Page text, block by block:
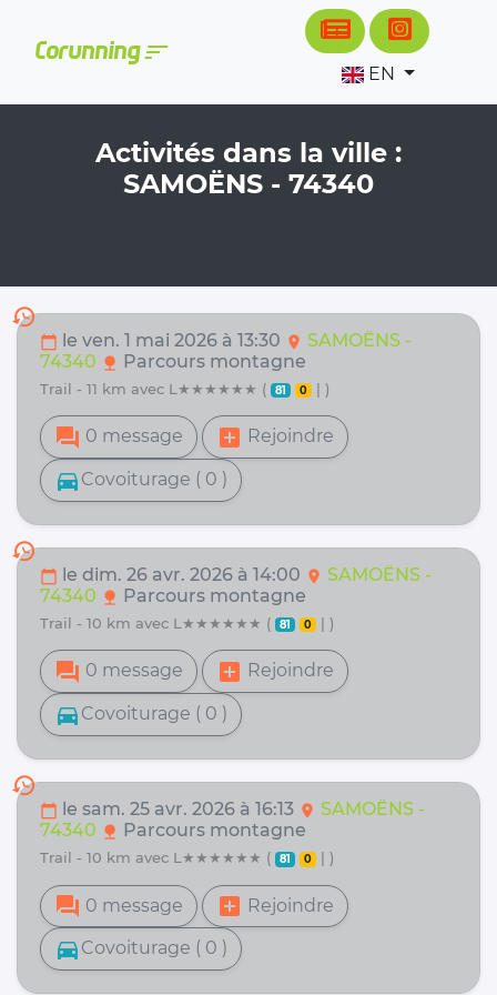
Corunningsort
EN
Activités dans la ville :
SAMOËNS - 74340
history
calendar_today le ven. 1 mai 2026 à 13:30 location_on SAMOËNS -
74340 nature Parcours montagne
trail - 11 km avec L★★★★★★ ( 81 0 | )
forum 0 message add_box Rejoindre
directions_car Covoiturage ( 0 )
history
calendar_today le dim. 26 avr. 2026 à 14:00 location_on SAMOËNS -
74340 nature Parcours montagne
trail - 10 km avec L★★★★★★ ( 81 0 | )
forum 0 message add_box Rejoindre
directions_car Covoiturage ( 0 )
history
calendar_today le sam. 25 avr. 2026 à 16:13 location_on SAMOËNS -
74340 nature Parcours montagne
trail - 10 km avec L★★★★★★ ( 81 0 | )
forum 0 message add_box Rejoindre
directions_car Covoiturage ( 0 )